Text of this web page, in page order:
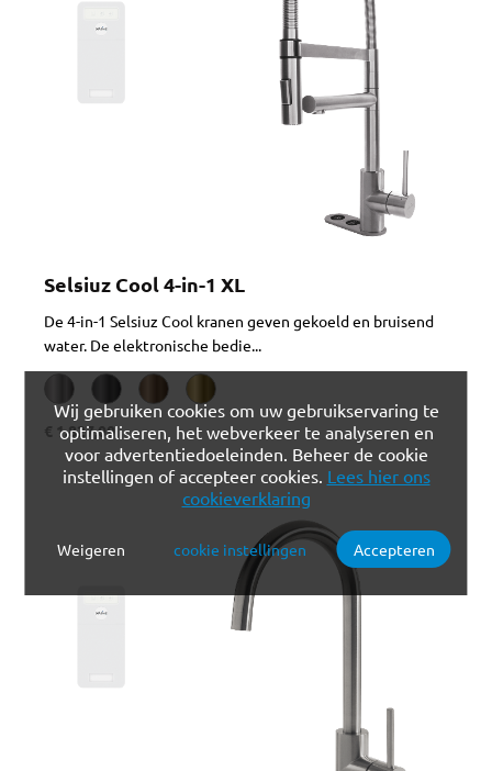
Selsiuz Cool 4-in-1 XL
De 4-in-1 Selsiuz Cool kranen geven gekoeld en bruisend
water. De elektronische bedie...
€ 1.827,00
Wij gebruiken cookies om uw gebruikservaring te
optimaliseren, het webverkeer te analyseren en
voor advertentiedoeleinden. Beheer de cookie
instellingen of accepteer cookies. Lees hier ons
cookieverklaring
Verplichte cookies Functionele cookies
Analytische cookies
Weigeren cookie instellingen Accepteren